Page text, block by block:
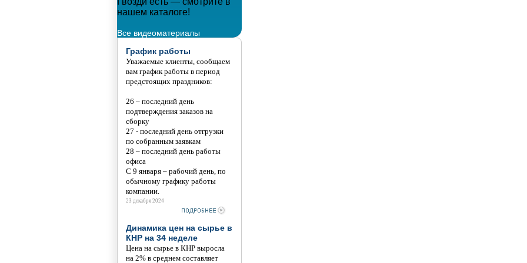
нашем каталоге!
Все видеоматериалы
График работы
Уважаемые клиенты, сообщаем
вам график работы в период
предстоящих праздников:
26 – последний день
подтверждения заказов на
сборку
27 - последний день отгрузки
по собранным заявкам
28 – последний день работы
офиса
С 9 января – рабочий день, по
обычному графику работы
компании.
23 декабря 2024
Динамика цен на сырье в
КНР на 34 неделе
Цена на сырье в КНР выросла
на 2% в среднем составляет